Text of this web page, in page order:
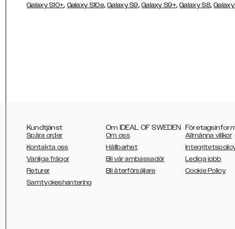
Galaxy S10+, Galaxy S10e,Galaxy S9, Galaxy S9+,Galaxy S8,
Kundtjänst
Spåra order
Kontakta oss
Vanliga frågor
Returer
Samtyckeshantering
Om IDEAL OF SWEDEN
Om oss
Hållbarhet
Bli vår ambassadör
Bli återförsäljare
Allmänna villkor
Lediga jobb
Cookie Policy
AUSTRALIA